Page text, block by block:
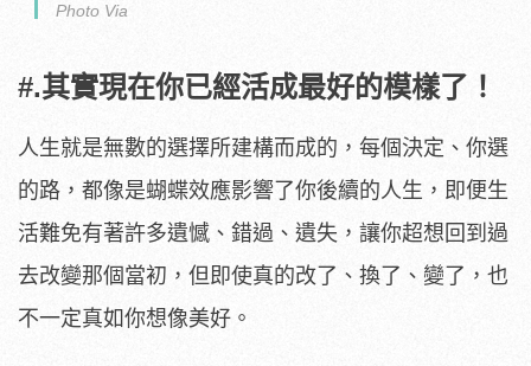
Photo Via
#.其實現在你已經活成最好的模樣了！
人生就是無數的選擇所建構而成的，每個決定、你選
的路，都像是蝴蝶效應影響了你後續的人生，即便生
活難免有著許多遺憾、錯過、遺失，讓你超想回到過
去改變那個當初，但即使真的改了、換了、變了，也
不一定真如你想像美好。